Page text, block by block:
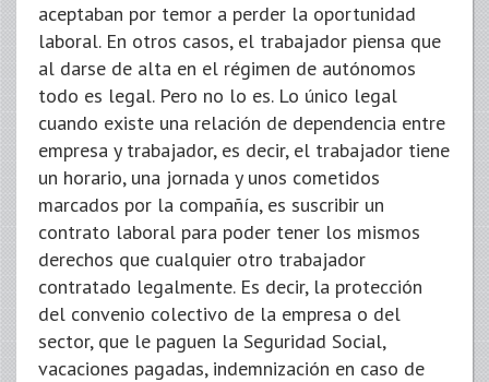
aceptaban por temor a perder la oportunidad
laboral. En otros casos, el trabajador piensa que
al darse de alta en el régimen de autónomos
todo es legal. Pero no lo es. Lo único legal
cuando existe una relación de dependencia entre
empresa y trabajador, es decir, el trabajador tiene
un horario, una jornada y unos cometidos
marcados por la compañía, es suscribir un
contrato laboral para poder tener los mismos
derechos que cualquier otro trabajador
contratado legalmente. Es decir, la protección
del convenio colectivo de la empresa o del
sector, que le paguen la Seguridad Social,
vacaciones pagadas, indemnización en caso de